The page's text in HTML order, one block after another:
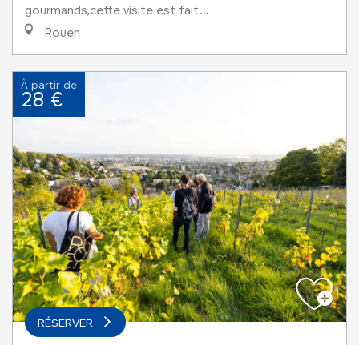
gourmands,cette visite est fait...
Rouen
À partir de
28 €
RÉSERVER